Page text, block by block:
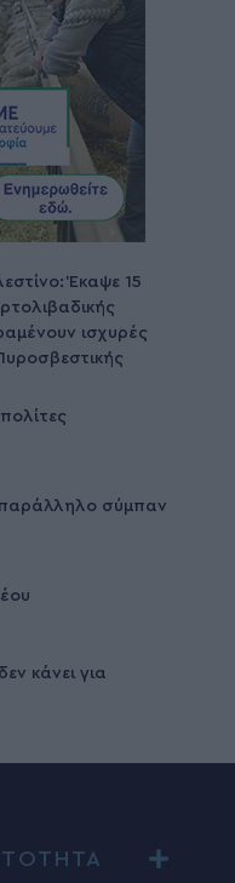
Έκαψε 15
ισχυρές
σύμπαν
κάνει για